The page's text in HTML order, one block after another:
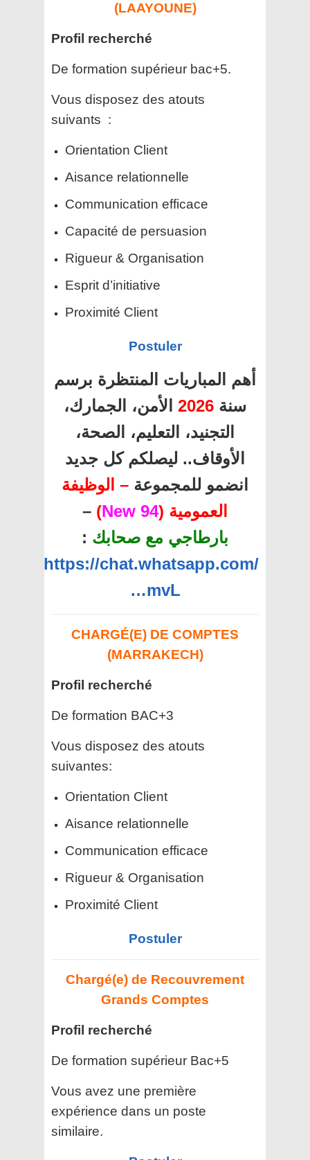
(LAAYOUNE)
Profil recherché
De formation supérieur bac+5.
Vous disposez des atouts
suivants :
Orientation Client
Aisance relationnelle
Communication efficace
Capacité de persuasion
Rigueur & Organisation
Esprit d’initiative
Proximité Client
Postuler
أهم المباريات المنتظرة برسم
سنة 2026 الأمن، الجمارك،
التجنيد، التعليم، الصحة،
الأوقاف.. ليصلكم كل جديد
انضمو للمجموعة – الوظيفة
العمومية (94 New
)
–
بارطاجي مع صحابك :
https://chat.whatsapp.com/
…mvL
CHARGÉ(E) DE COMPTES
(MARRAKECH)
Profil recherché
De formation BAC+3
Vous disposez des atouts
suivantes:
Orientation Client
Aisance relationnelle
Communication efficace
Rigueur & Organisation
Proximité Client
Postuler
Chargé(e) de Recouvrement
Grands Comptes
Profil recherché
De formation supérieur Bac+5
Vous avez une première
expérience dans un poste
similaire.